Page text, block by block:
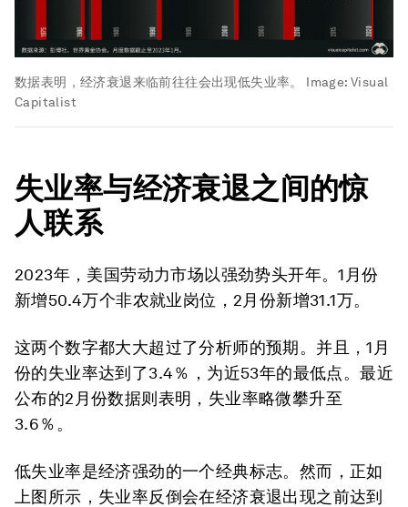
数据表明，经济衰退来临前往往会出现低失业率。 Image:Visual
Capitalist
失业率与经济衰退之间的惊
人联系
2023年，美国劳动力市场以强劲势头开年。1月份
新增50.4万个非农就业岗位，2月份新增31.1万。
这两个数字都大大超过了分析师的预期。并且，1月
份的失业率达到了3.4％，为近53年的最低点。最近
公布的2月份数据则表明，失业率略微攀升至
3.6％。
低失业率是经济强劲的一个经典标志。然而，正如
上图所示，失业率反倒会在经济衰退出现之前达到